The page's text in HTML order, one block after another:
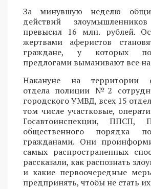
За минувшую неделю
действий
превысил 16 млн. рублей.
жертвами аферистов
граждане, у которых
предлогами выманивают все
Накануне на территории
отдела полиции №2
городского УМВД, всех 15
том числе участковые,
Госавтоинспекции, ППСП,
общественного порядка
гражданами. Они
самых распространенных
рассказали, как распознать
и какие первоочередные
предпринять, чтобы не стать